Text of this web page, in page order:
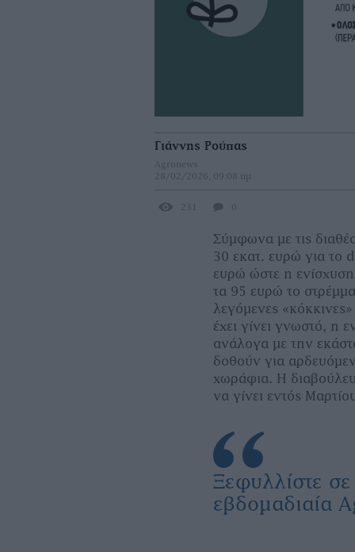
Γιάννης Ρούπας
Agronews
28/02/2026, 09:08 πμ
231 0
Σύμφωνα με τις
30 εκατ. ευρώ για το
ευρώ ώστε η
τα 95 ευρώ το
λεγόμενες
έχει γίνει γνωστό, η
ανάλογα με την
δοθούν για
χωράφια. Η
να γίνει εντός
Ξεφυλλίστε
εβδομαδιαία